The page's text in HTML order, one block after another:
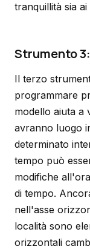
tranquillità sia
Strumento
Il terzo
programmare
modello aiuta a
avranno luogo
determinato
tempo può
modifiche
di tempo.
nell'asse
località sono
orizzontali